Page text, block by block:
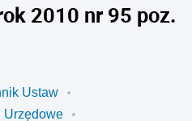
2010 nr 95 poz.
Ustaw
Urzędowe